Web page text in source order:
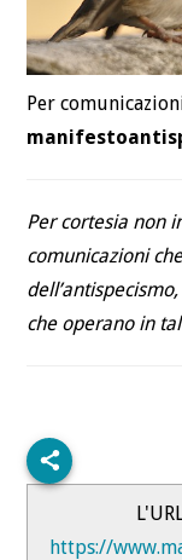
Per
Per cortesia non
comunicazioni
che operano in
https://